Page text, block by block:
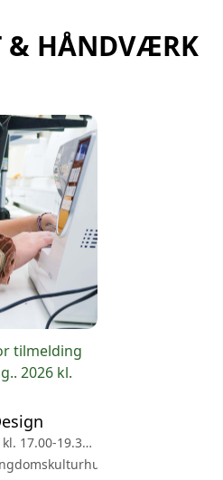
& HÅNDVÆRK
tilmelding
2026 kl.
Onsdage kl. 17.00-19.30. Aarhus C.
(Grethe